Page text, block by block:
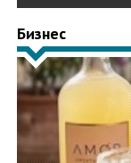
Бизнес